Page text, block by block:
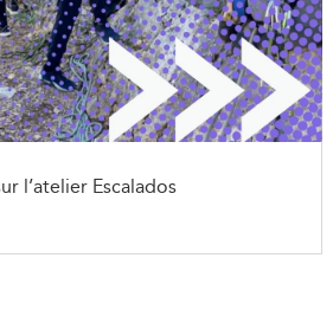
l’atelier Escalados